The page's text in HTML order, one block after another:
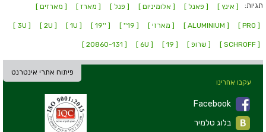
תגיות: [ אינץ ] [ פאנל ] [ אלומיניום ] [ פנל ] [ מארז ] [ מארזים ]
[ PRO ]
[ ALUMINIUM ] [ מארזי ] [ 19'' ]
[ ''19 ]
[ 1U ]
[ 2U ]
[ 3U ]
[ SCHROFF ] [ שרופ ] [ 19 ]
[ 6U ]
[ 20860-131 ]
פיתוח אתרי אינטרנט
עקבו אחרינו
Facebook